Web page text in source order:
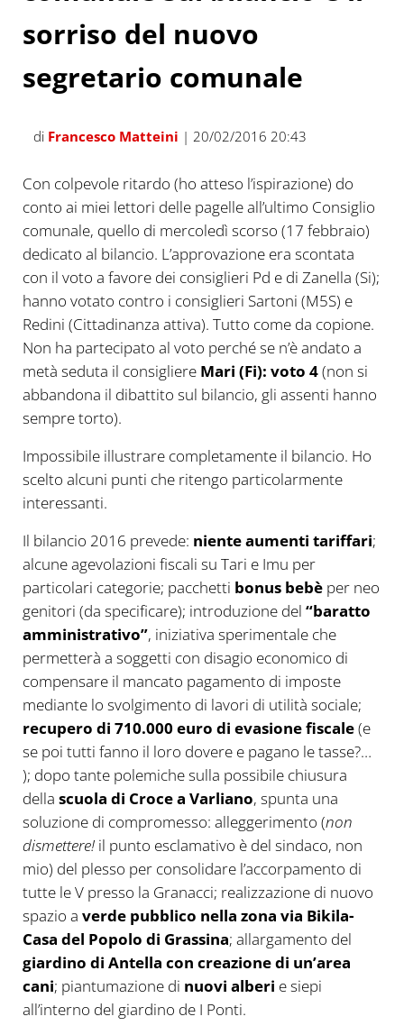
sorriso del nuovo
segretario comunale
di Francesco Matteini | 20/02/2016 20:43
Con colpevole ritardo (ho atteso l’ispirazione) do
conto ai miei lettori delle pagelle all’ultimo Consiglio
comunale, quello di mercoledì scorso (17 febbraio)
dedicato al bilancio. L’approvazione era scontata
con il voto a favore dei consiglieri Pd e di Zanella (Si);
hanno votato contro i consiglieri Sartoni (M5S) e
Redini (Cittadinanza attiva). Tutto come da copione.
Non ha partecipato al voto perché se n’è andato a
metà seduta il consigliere Mari (Fi): voto 4(non si
abbandona il dibattito sul bilancio, gli assenti hanno
sempre torto).
Impossibile illustrare completamente il bilancio. Ho
scelto alcuni punti che ritengo particolarmente
interessanti.
Il bilancio 2016 prevede: niente aumenti tariffari;
alcune agevolazioni fiscali su Tari e Imu per
particolari categorie; pacchetti bonus bebèper neo
genitori (da specificare); introduzione del “baratto
amministrativo”, iniziativa sperimentale che
permetterà a soggetti con disagio economico di
compensare il mancato pagamento di imposte
mediante lo svolgimento di lavori di utilità sociale;
recupero di 710.000 euro di evasione fiscale(e
se poi tutti fanno il loro dovere e pagano le tasse?…
); dopo tante polemiche sulla possibile chiusura
della scuola di Croce a Varliano, spunta una
soluzione di compromesso: alleggerimento (non
dismettere!il punto esclamativo è del sindaco, non
mio) del plesso per consolidare l’accorpamento di
tutte le V presso la Granacci; realizzazione di nuovo
spazio a verde pubblico nella zona via Bikila-
Casa del Popolo di Grassina; allargamento del
giardino di Antella con creazione di un’area
cani; piantumazione di nuovi alberi e siepi
all’interno del giardino de I Ponti.